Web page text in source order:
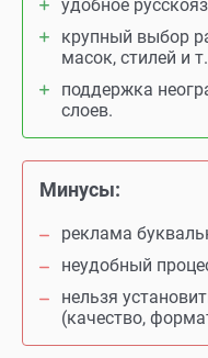
удобное
крупный выбор
масок, стилей и
поддержка
слоев.
Минусы:
реклама
неудобный
нельзя
(качество,